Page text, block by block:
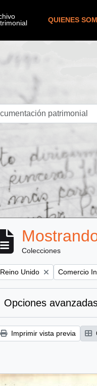
QUIENES
Colecciones
Remove filter:
Reino Unido Remove
Comercio
Opciones
Imprimir vista previa